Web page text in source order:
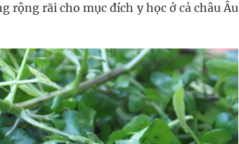
rộng rãi cho mục đích y học ở cả châu Âu